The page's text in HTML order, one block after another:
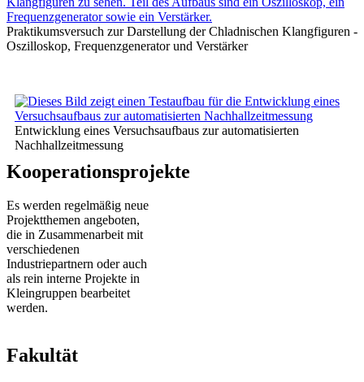
Praktikumsversuch zur Darstellung der Chladnischen Klangfiguren -
Oszilloskop, Frequenzgenerator und Verstärker
Entwicklung eines Versuchsaufbaus zur automatisierten
Nachhallzeitmessung
Kooperationsprojekte
Es werden regelmäßig neue
Projektthemen angeboten,
die in Zusammenarbeit mit
verschiedenen
Industriepartnern oder auch
als rein interne Projekte in
Kleingruppen bearbeitet
werden.
Fakultät